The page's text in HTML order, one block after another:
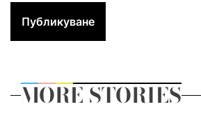
MORE STORIES